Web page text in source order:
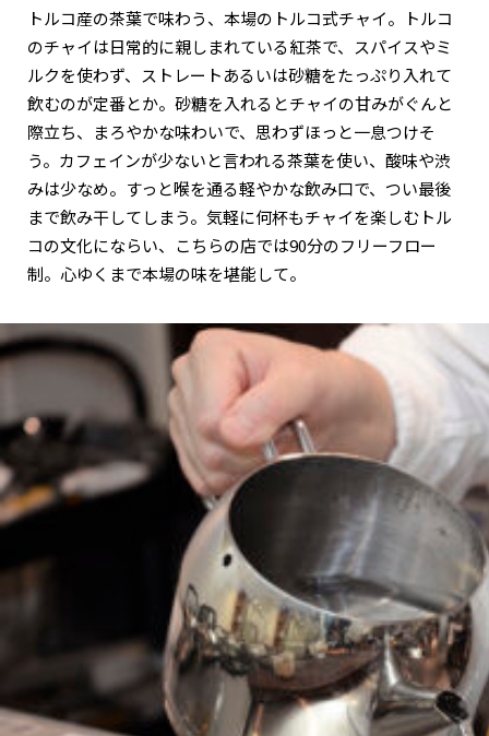
トルコ産の茶葉で味わう、本場のトルコ式チャイ。トルコ
のチャイは日常的に親しまれている紅茶で、スパイスやミ
ルクを使わず、ストレートあるいは砂糖をたっぷり入れて
飲むのが定番とか。砂糖を入れるとチャイの甘みがぐんと
際立ち、まろやかな味わいで、思わずほっと一息つけそ
う。カフェインが少ないと言われる茶葉を使い、酸味や渋
みは少なめ。すっと喉を通る軽やかな飲み口で、つい最後
まで飲み干してしまう。気軽に何杯もチャイを楽しむトル
コの文化にならい、こちらの店では90分のフリーフロー
制。心ゆくまで本場の味を堪能して。